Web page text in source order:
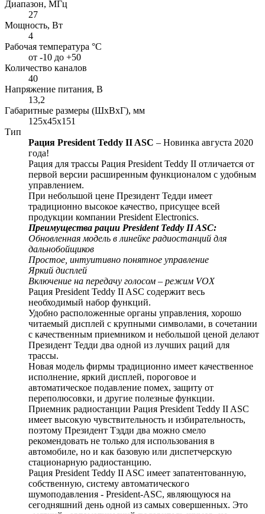
Диапазон, МГц
27
Мощность, Вт
4
Рабочая температура °С
от -10 до +50
Количество каналов
40
Напряжение питания, В
13,2
Габаритные размеры (ШхВхГ), мм
125x45x151
Тип
Рация President Teddy II ASC – Новинка августа 2020
года!
Рация для трассы Рация President Teddy II отличается от
первой версии расширенным функционалом с удобным
управлением.
При небольшой цене Президент Тедди имеет
традиционно высокое качество, присущее всей
продукции компании President Electronics.
Преимущества рации President Teddy II ASC:
Обновленная модель в линейке радиостанций для
дальнобойщиков
Простое, интуитивно понятное управление
Яркий дисплей
Включение на передачу голосом – режим VOX
Рация President Teddy II ASC содержит весь
необходимый набор функций.
Удобно расположенные органы управления, хорошо
читаемый дисплей с крупными символами, в сочетании
с качественным приемником и небольшой ценой делают
Президент Тедди два одной из лучших раций для
трассы.
Новая модель фирмы традиционно имеет качественное
исполнение, яркий дисплей, пороговое и
автоматическое подавление помех, защиту от
переполюсовки, и другие полезные функции.
Приемник радиостанции Рация President Teddy II ASC
имеет высокую чувствительность и избирательность,
поэтому Президент Тэдди два можно смело
рекомендовать не только для использования в
автомобиле, но и как базовую или диспетчерскую
стационарную радиостанцию.
Рация President Teddy II ASC имеет запатентованную,
собственную, систему автоматического
шумоподавления - President-ASC, являющуюся на
сегодняшний день одной из самых совершенных. Это